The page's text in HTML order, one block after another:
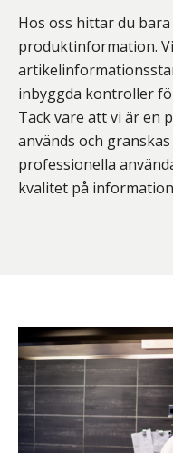
Hos oss hittar du
produktinformation.
inbyggda kontroller
Tack vare att vi är en
används och
professionella
kvalitet på